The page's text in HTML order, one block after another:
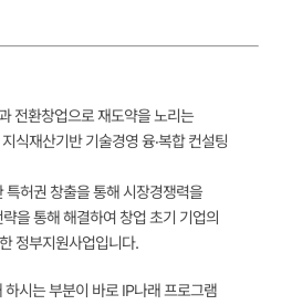
전환창업으로 재도약을 노리는
식재산기반 기술경영 융‧복합 컨설팅
특허권 창출을 통해 시장경쟁력을
을 통해 해결하여 창업 초기 기업의
정부지원사업입니다.
시는 부분이 바로 IP나래 프로그램